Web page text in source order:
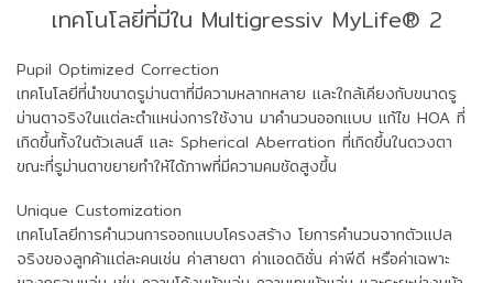
เทคโนโลยีที่มีใน Multigressiv MyLife® 2
Pupil Optimized Correction
เทคโนโลยีที่นำขนาดรูม่านตาที่มีความหลากหลาย และใกล้เคียงกับขนาดรู
ม่านตาจริงในแต่ละตำแหน่งการใช้งาน มาคำนวนออกแบบ แก้ไข HOA ที่
เกิดขึ้นทั้งในตัวเลนส์ และ Spherical Aberration ที่เกิดขึ้นในดวงตา
ขณะที่รูม่านตาขยายทำให้ได้ภาพที่มีความคมชัดสูงขึ้น
Unique Customization
เทคโนโลยีการคำนวนการออกแบบโครงสร้าง โยการคำนวนจากตัวแปล
จริงของลูกค้าแต่ละคนเช่น ค่าสายตา ค่าแอดดิชั่น ค่าพีดี หรือค่าเฉพาะ